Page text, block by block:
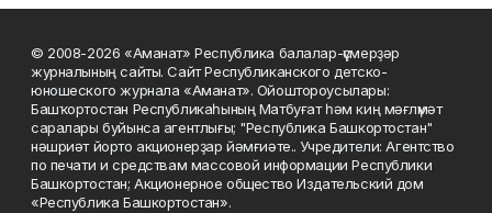
© 2008-2026 «Аманат» Республика балалар-үҫмерҙәр
журналының сайты. Сайт Республиканского детско-
юношеского журнала «Аманат». Ойоштороусылары:
Башҡортостан Республикаһының Матбуғат һәм киң мәғлүмәт
саралары буйынса агентлығы; "Республика Башкортостан"
нәшриәт йорто акционерҙар йәмғиәте.. Учредители: Агентство
по печати и средствам массовой информации Республики
Башкортостан; Акционерное общество Издательский дом
«Республика Башкортостан».